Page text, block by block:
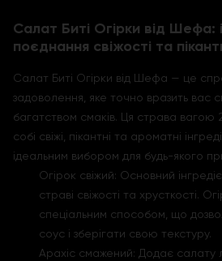
Салат Биті Огірки від Шефа:
поєднання свіжості та
Салат Биті Огірки від Шефа — це
задоволення, яке точно вразить вас
багатством смаків. Ця страва вагою
собі свіжі, пікантні та ароматні
ідеальним вибором для будь-якого
Огірок свіжий: Основний
страві свіжості та хрусткості.
спеціальним способом, що
соус і зберігати свою текстуру.
Арахіс смажений: Додає салату